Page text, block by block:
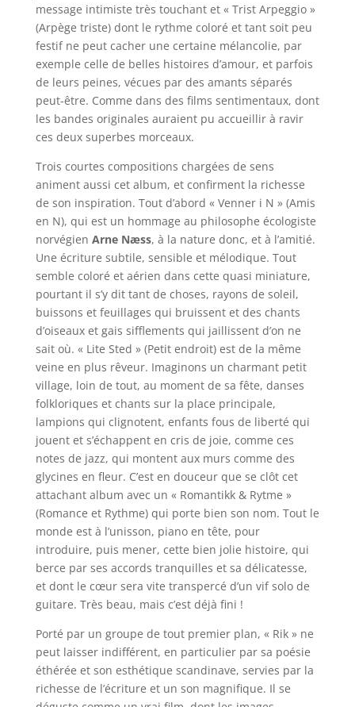
message intimiste très touchant et « Trist Arpeggio »
(Arpège triste) dont le rythme coloré et tant soit peu
festif ne peut cacher une certaine mélancolie, par
exemple celle de belles histoires d’amour, et parfois
de leurs peines, vécues par des amants séparés
peut-être. Comme dans des films sentimentaux, dont
les bandes originales auraient pu accueillir à ravir
ces deux superbes morceaux.
Trois courtes compositions chargées de sens
animent aussi cet album, et confirment la richesse
de son inspiration. Tout d’abord « Venner i N » (Amis
en N), qui est un hommage au philosophe écologiste
norvégien Arne Næss, à la nature donc, et à l’amitié.
Une écriture subtile, sensible et mélodique. Tout
semble coloré et aérien dans cette quasi miniature,
pourtant il s’y dit tant de choses, rayons de soleil,
buissons et feuillages qui bruissent et des chants
d’oiseaux et gais sifflements qui jaillissent d’on ne
sait où. « Lite Sted » (Petit endroit) est de la même
veine en plus rêveur. Imaginons un charmant petit
village, loin de tout, au moment de sa fête, danses
folkloriques et chants sur la place principale,
lampions qui clignotent, enfants fous de liberté qui
jouent et s’échappent en cris de joie, comme ces
notes de jazz, qui montent aux murs comme des
glycines en fleur. C’est en douceur que se clôt cet
attachant album avec un « Romantikk & Rytme »
(Romance et Rythme) qui porte bien son nom. Tout le
monde est à l’unisson, piano en tête, pour
introduire, puis mener, cette bien jolie histoire, qui
berce par ses accords tranquilles et sa délicatesse,
et dont le cœur sera vite transpercé d’un vif solo de
guitare. Très beau, mais c’est déjà fini !
Porté par un groupe de tout premier plan, « Rik » ne
peut laisser indifférent, en particulier par sa poésie
éthérée et son esthétique scandinave, servies par la
richesse de l’écriture et un son magnifique. Il se